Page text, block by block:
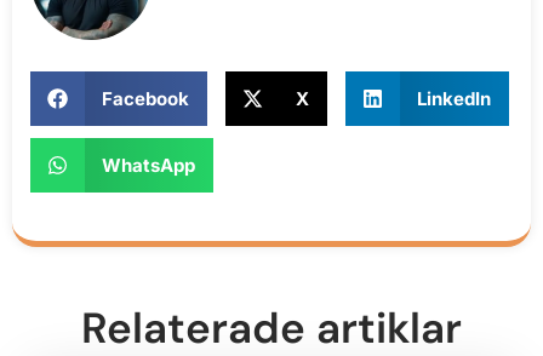
Facebook X LinkedIn
WhatsApp
Relaterade artiklar